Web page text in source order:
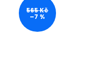
565 Kč
–7 %